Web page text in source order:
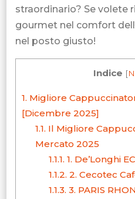
straordinario? Se volete
gourmet nel comfort
nel posto giusto!
Indice [
1. Migliore
[Dicembre 2025]
1.1. Il Migliore
Mercato 2025
1.1.1. 1. De’Longhi
1.1.2. 2. Cecotec
1.1.3. 3. PARIS